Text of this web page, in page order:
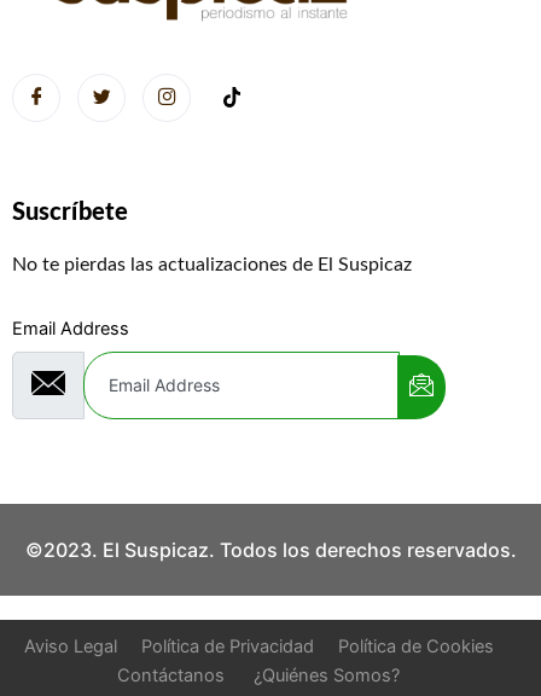
Suscríbete
No te pierdas las actualizaciones de El Suspicaz
Email Address
©2023. El Suspicaz. Todos los derechos reservados.
Aviso Legal Política de Privacidad
Política de Cookies
Contáctanos
¿Quiénes Somos?